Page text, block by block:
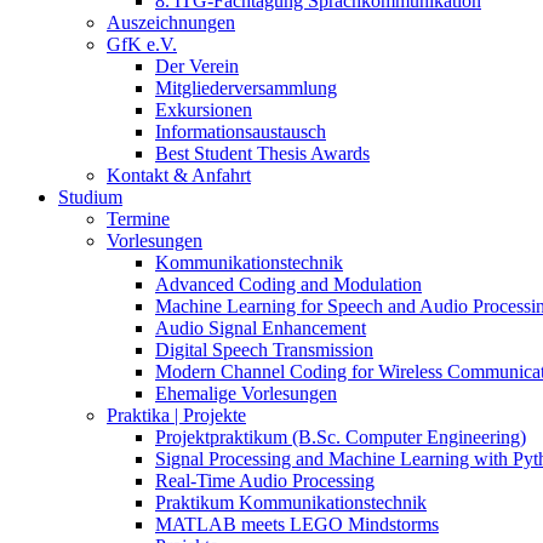
Auszeichnungen
GfK e.V.
Der Verein
Mitgliederversammlung
Exkursionen
Informationsaustausch
Best Student Thesis Awards
Kontakt & Anfahrt
Studium
Termine
Vorlesungen
Kommunikationstechnik
Advanced Coding and Modulation
Machine Learning for Speech and Audio
Audio Signal Enhancement
Digital Speech Transmission
Modern Channel Coding for Wireless
Ehemalige Vorlesungen
Praktika | Projekte
Projektpraktikum (B.Sc. Computer Engineering)
Signal Processing and Machine Learning with
Real-Time Audio Processing
Praktikum Kommunikationstechnik
MATLAB meets LEGO Mindstorms